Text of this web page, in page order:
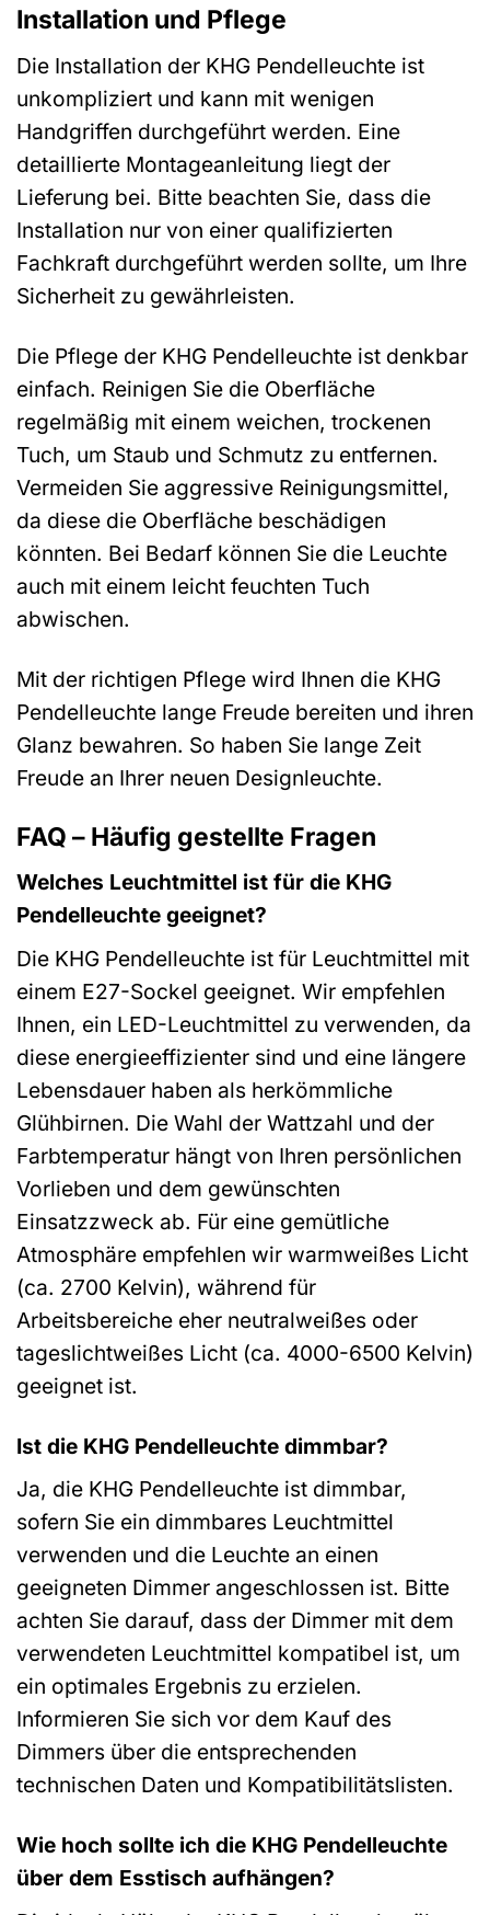
Installation und Pflege
Die Installation der KHG Pendelleuchte ist
unkompliziert und kann mit wenigen
Handgriffen durchgeführt werden. Eine
detaillierte Montageanleitung liegt der
Lieferung bei. Bitte beachten Sie, dass die
Installation nur von einer qualifizierten
Fachkraft durchgeführt werden sollte, um Ihre
Sicherheit zu gewährleisten.
Die Pflege der KHG Pendelleuchte ist denkbar
einfach. Reinigen Sie die Oberfläche
regelmäßig mit einem weichen, trockenen
Tuch, um Staub und Schmutz zu entfernen.
Vermeiden Sie aggressive Reinigungsmittel,
da diese die Oberfläche beschädigen
könnten. Bei Bedarf können Sie die Leuchte
auch mit einem leicht feuchten Tuch
abwischen.
Mit der richtigen Pflege wird Ihnen die KHG
Pendelleuchte lange Freude bereiten und ihren
Glanz bewahren. So haben Sie lange Zeit
Freude an Ihrer neuen Designleuchte.
FAQ – Häufig gestellte Fragen
Welches Leuchtmittel ist für die KHG
Pendelleuchte geeignet?
Die KHG Pendelleuchte ist für Leuchtmittel mit
einem E27-Sockel geeignet. Wir empfehlen
Ihnen, ein LED-Leuchtmittel zu verwenden, da
diese energieeffizienter sind und eine längere
Lebensdauer haben als herkömmliche
Glühbirnen. Die Wahl der Wattzahl und der
Farbtemperatur hängt von Ihren persönlichen
Vorlieben und dem gewünschten
Einsatzzweck ab. Für eine gemütliche
Atmosphäre empfehlen wir warmweißes Licht
(ca. 2700 Kelvin), während für
Arbeitsbereiche eher neutralweißes oder
tageslichtweißes Licht (ca. 4000-6500 Kelvin)
geeignet ist.
Ist die KHG Pendelleuchte dimmbar?
Ja, die KHG Pendelleuchte ist dimmbar,
sofern Sie ein dimmbares Leuchtmittel
verwenden und die Leuchte an einen
geeigneten Dimmer angeschlossen ist. Bitte
achten Sie darauf, dass der Dimmer mit dem
verwendeten Leuchtmittel kompatibel ist, um
ein optimales Ergebnis zu erzielen.
Informieren Sie sich vor dem Kauf des
Dimmers über die entsprechenden
technischen Daten und Kompatibilitätslisten.
Wie hoch sollte ich die KHG Pendelleuchte
über dem Esstisch aufhängen?